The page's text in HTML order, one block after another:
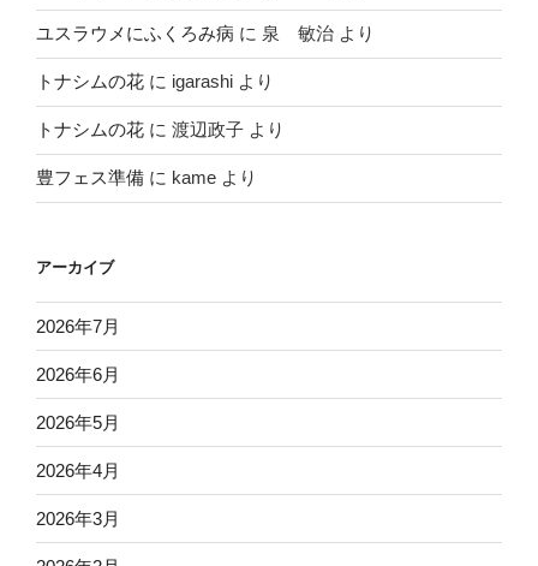
ユスラウメにふくろみ病 に 泉 敏治 より
トナシムの花 に igarashi より
トナシムの花 に 渡辺政子 より
豊フェス準備 に kame より
アーカイブ
2026年7月
2026年6月
2026年5月
2026年4月
2026年3月